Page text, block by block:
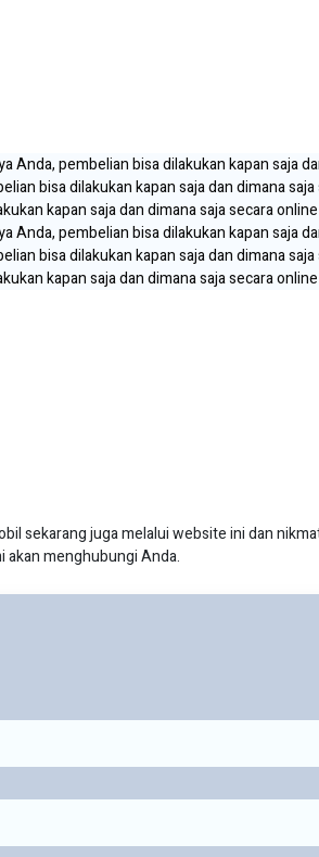
Anda, pembelian bisa dilakukan kapan saja
bisa dilakukan kapan saja dan dimana
kapan saja dan dimana saja secara
Anda, pembelian bisa dilakukan kapan saja
bisa dilakukan kapan saja dan dimana
kapan saja dan dimana saja secara
sekarang juga melalui website ini dan
akan menghubungi Anda.